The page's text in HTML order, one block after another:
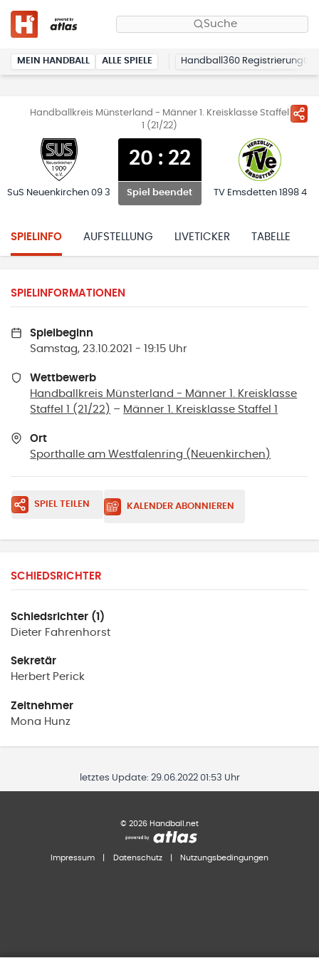
Suche
MEIN HANDBALL ALLE SPIELE Handball360 Registrierung
Handballkreis Münsterland - Männer 1. Kreisklasse Staffel
1 (21/22)
SuS Neuenkirchen 09 3
20 : 22
Spiel beendet TV Emsdetten 1898 4
SPIELINFO AUFSTELLUNG LIVETICKER TABELLE
SPIELINFORMATIONEN
Spielbeginn
Samstag, 23.10.2021 - 19:15 Uhr
Wettbewerb
Handballkreis Münsterland - Männer 1. Kreisklasse
Staffel 1 (21/22) – Männer 1. Kreisklasse Staffel 1
Ort
Sporthalle am Westfalenring ( Neuenkirchen )
SPIEL TEILEN KALENDER ABONNIEREN
SCHIEDSRICHTER
Schiedsrichter (1)
Dieter Fahrenhorst
Sekretär
Herbert Perick
Zeitnehmer
Mona Hunz
letztes Update: 29.06.2022 01:53 Uhr
© 2026 Handball.net
Impressum Datenschutz Nutzungsbedingungen